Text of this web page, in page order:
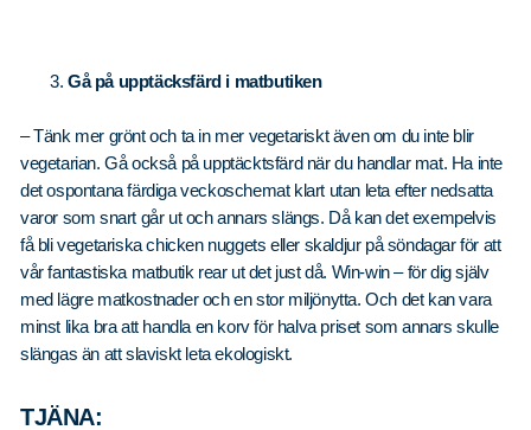
Gå på upptäcksfärd i matbutiken
– Tänk mer grönt och ta in mer vegetariskt även om du inte blir
vegetarian. Gå också på upptäcktsfärd när du handlar mat. Ha inte
det ospontana färdiga veckoschemat klart utan leta efter nedsatta
varor som snart går ut och annars slängs. Då kan det exempelvis
få bli vegetariska chicken nuggets eller skaldjur på söndagar för att
vår fantastiska matbutik rear ut det just då. Win-win – för dig själv
med lägre matkostnader och en stor miljönytta. Och det kan vara
minst lika bra att handla en korv för halva priset som annars skulle
slängas än att slaviskt leta ekologiskt.
TJÄNA: